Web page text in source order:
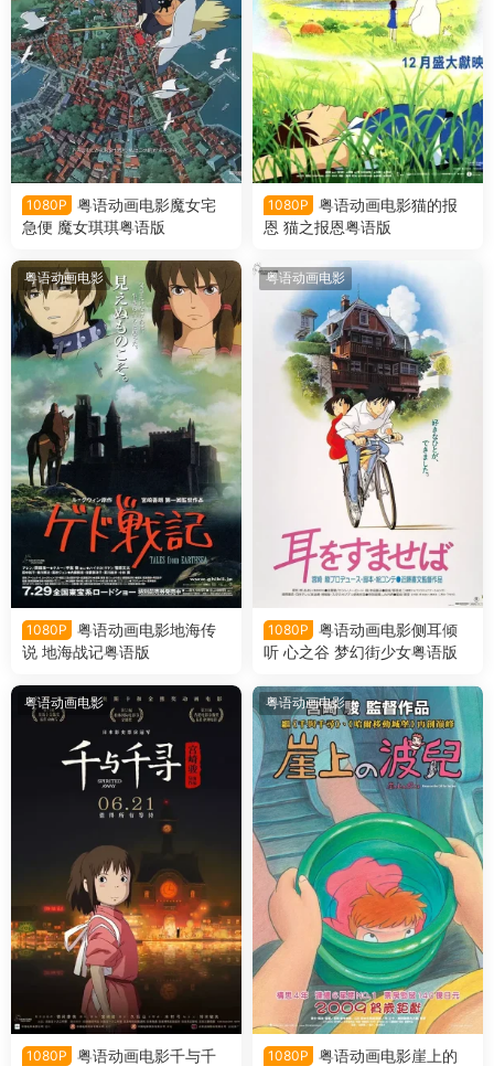
1080P
粤语动画电影魔女宅
急便 魔女琪琪粤语版
1080P
粤语动画电影猫的报
恩 猫之报恩粤语版
粤语动画电影
1080P
粤语动画电影地海传
说 地海战记粤语版
粤语动画电影
1080P
粤语动画电影侧耳倾
听 心之谷 梦幻街少女粤语版
粤语动画电影
1080P
粤语动画电影千与千
粤语动画电影
1080P
粤语动画电影崖上的